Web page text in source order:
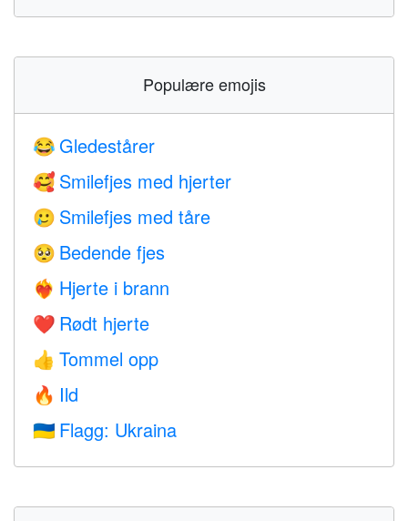
Populære emojis
😂 Gledestårer
🥰 Smilefjes med hjerter
🥲 Smilefjes med tåre
🥺 Bedende fjes
❤️‍🔥 Hjerte i brann
❤️ Rødt hjerte
👍 Tommel opp
🔥 Ild
🇺🇦 Flagg: Ukraina